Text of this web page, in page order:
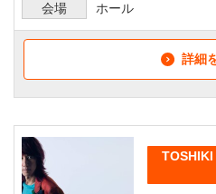
会場
ホール
詳細